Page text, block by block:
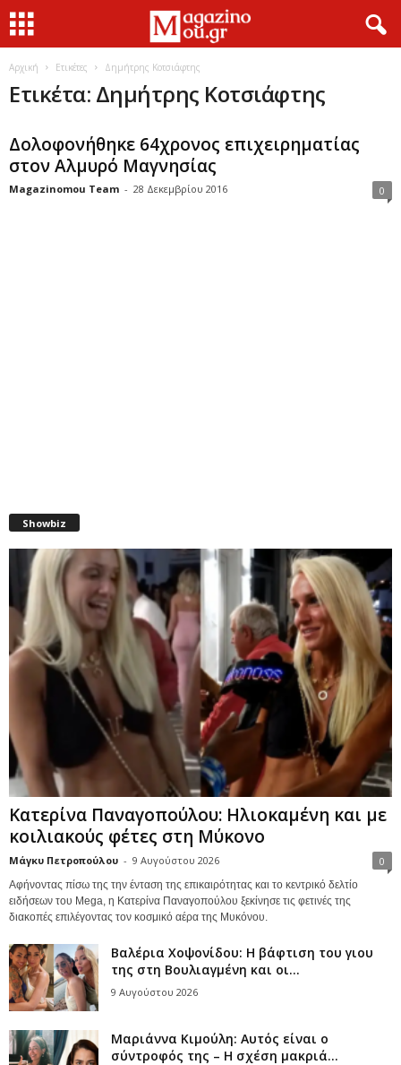
Αρχική Ετικέτες Δημήτρης Κοτσιάφτης
Ετικέτα: Δημήτρης Κοτσιάφτης
Δολοφονήθηκε 64χρονος επιχειρηματίας
στον Αλμυρό Μαγνησίας
Magazinomou Team - 28 Δεκεμβρίου 2016 0
Showbiz
Κατερίνα Παναγοπούλου: Ηλιοκαμένη και με
κοιλιακούς φέτες στη Μύκονο
Μάγκυ Πετροπούλου - 9 Αυγούστου 2026 0
Αφήνοντας πίσω της την ένταση της επικαιρότητας και το κεντρικό δελτίο
ειδήσεων του Mega, η Κατερίνα Παναγοπούλου ξεκίνησε τις φετινές της
διακοπές επιλέγοντας τον κοσμικό αέρα της Μυκόνου.
Βαλέρια Χοψονίδου: Η βάφτιση του γιου
της στη Βουλιαγμένη και οι...
9 Αυγούστου 2026
Μαριάννα Κιμούλη: Αυτός είναι ο
σύντροφός της – Η σχέση μακριά...